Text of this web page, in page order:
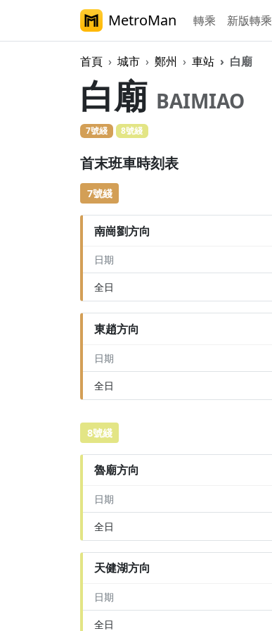
MetroMan 轉乘 新版轉乘
首頁 城市 鄭州 車站 白廟
白廟 BAIMIAO
7號綫 8號綫
首末班車時刻表
7號綫
南崗劉方向
日期
全日
東趙方向
日期
全日
8號綫
魯廟方向
日期
全日
天健湖方向
日期
全日